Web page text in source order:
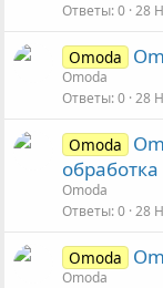
Ответы 0 28
Omoda
Omoda
Ответы 0 28
Omoda
обработка
Omoda
Ответы 0 28
Omoda
Omoda